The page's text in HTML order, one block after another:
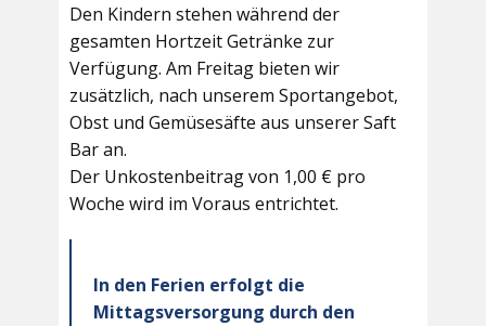
Den Kindern stehen während der
gesamten Hortzeit Getränke zur
Verfügung. Am Freitag bieten wir
zusätzlich, nach unserem Sportangebot,
Obst und Gemüsesäfte aus unserer Saft
Bar an.
Der Unkostenbeitrag von 1,00 € pro
Woche wird im Voraus entrichtet.
In den Ferien erfolgt die
Mittagsversorgung durch den